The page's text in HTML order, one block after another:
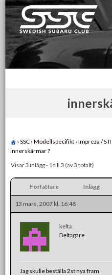
Skip
to
content
Swedish Subaru
För oss som älskar Subaru!
› SSC › Modellspecifikt › Impreza /
innerskärmar ?
Visar 3 inlägg - 1 till 3 (av 3 totalt)
Författare Inlägg
13 mars, 2007 kl. 16:48
kelta
Deltagare
Jag skulle beställa 2st nya fram